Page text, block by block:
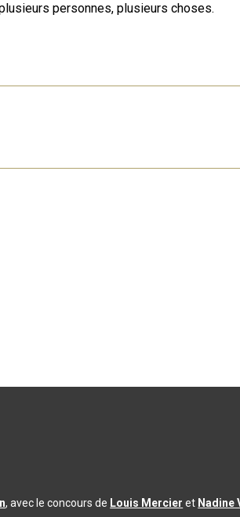
personnes, plusieurs choses.
, avec le concours de Louis Mercier et Nadine